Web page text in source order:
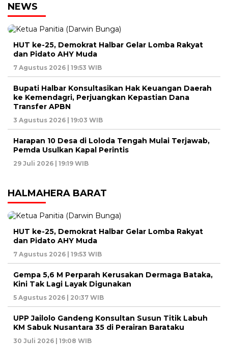
NEWS
HUT ke-25, Demokrat Halbar Gelar Lomba Rakyat
dan Pidato AHY Muda
7 Agustus 2026 | 19:53 WIB
Bupati Halbar Konsultasikan Hak Keuangan Daerah
ke Kemendagri, Perjuangkan Kepastian Dana
Transfer APBN
3 Agustus 2026 | 19:03 WIB
Harapan 10 Desa di Loloda Tengah Mulai Terjawab,
Pemda Usulkan Kapal Perintis
29 Juli 2026 | 19:19 WIB
HALMAHERA BARAT
HUT ke-25, Demokrat Halbar Gelar Lomba Rakyat
dan Pidato AHY Muda
7 Agustus 2026 | 19:53 WIB
Gempa 5,6 M Perparah Kerusakan Dermaga Bataka,
Kini Tak Lagi Layak Digunakan
5 Agustus 2026 | 20:37 WIB
UPP Jailolo Gandeng Konsultan Susun Titik Labuh
KM Sabuk Nusantara 35 di Perairan Barataku
30 Juli 2026 | 19:08 WIB